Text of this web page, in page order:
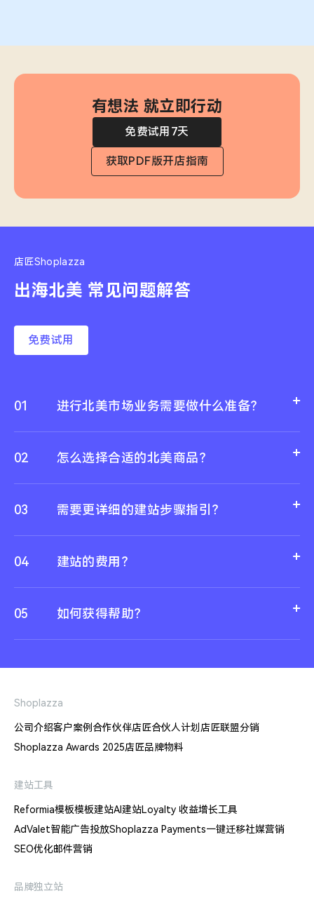
有想法 就立即行动
免费试用7天
获取PDF版开店指南
店匠Shoplazza
出海北美 常见问题解答
免费试用
01 进行北美市场业务需要做什么准备？
02 怎么选择合适的北美商品？
03 需要更详细的建站步骤指引？
04 建站的费用？
05 如何获得帮助？
Shoplazza
公司介绍客户案例 合作伙伴店匠合伙人计划 店匠联盟分销
Shoplazza Awards 2025店匠品牌物料
建站工具
Reformia模板模板建站AI建站Loyalty 收益增长工具
AdValet智能广告投放Shoplazza Payments一键迁移社媒营销
SEO优化邮件营销
品牌独立站